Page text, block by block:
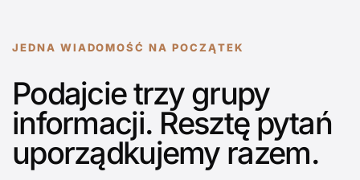
JEDNA WIADOMOŚĆ NA POCZĄTEK
Podajcie trzy grupy
informacji. Resztę pytań
uporządkujemy razem.